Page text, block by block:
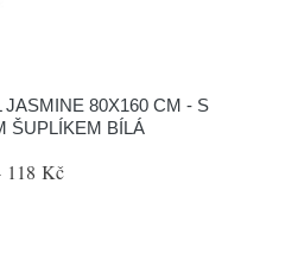
JASMINE 80X160 CM - S
ŠUPLÍKEM BÍLÁ
118 Kč